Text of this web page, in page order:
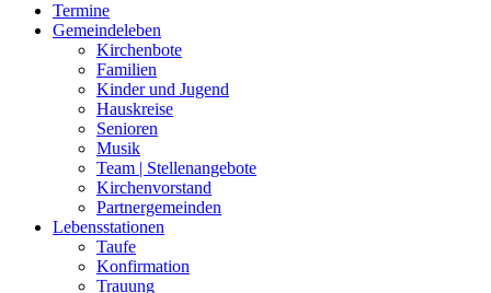
Termine
Gemeindeleben
Kirchenbote
Familien
Kinder und Jugend
Hauskreise
Senioren
Musik
Team | Stellenangebote
Kirchenvorstand
Partnergemeinden
Lebensstationen
Taufe
Konfirmation
Trauung